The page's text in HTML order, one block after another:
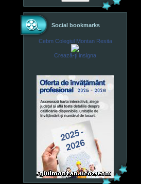
Social bookmarks
Cebm Colegiul Montan Resita
Crează-ţi insigna